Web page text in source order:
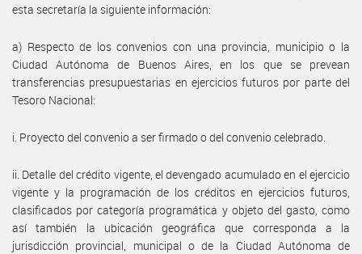
esta secretaría la siguiente información:
a) Respecto de los convenios con una provincia, municipio o la
Ciudad Autónoma de Buenos Aires, en los que se prevean
transferencias presupuestarias en ejercicios futuros por parte del
Tesoro Nacional:
i. Proyecto del convenio a ser firmado o del convenio celebrado.
ii. Detalle del crédito vigente, el devengado acumulado en el ejercicio
vigente y la programación de los créditos en ejercicios futuros,
clasificados por categoría programática y objeto del gasto, como
así también la ubicación geográfica que corresponda a la
jurisdicción provincial, municipal o de la Ciudad Autónoma de